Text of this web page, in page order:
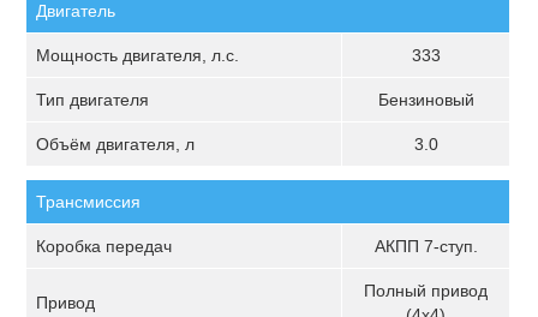
Двигатель
Мощность двигателя, л.с. 333
Тип двигателя Бензиновый
Объём двигателя, л 3.0
Трансмиссия
Коробка передач АКПП 7-ступ.
Привод
Полный привод